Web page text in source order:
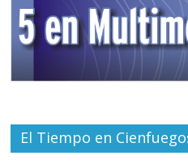
El Tiempo en